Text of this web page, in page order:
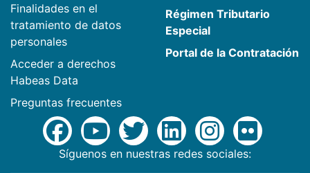
Finalidades en el
tratamiento de datos
personales
Acceder a derechos
Habeas Data
Preguntas frecuentes
Régimen Tributario
Especial
Portal de la Contratación
Síguenos en nuestras redes sociales: